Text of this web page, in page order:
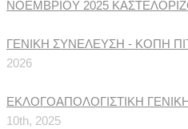
ΝΟΕΜΒΡΙΟΥ 2025
ΓΕΝΙΚΗ ΣΥΝΕΛΕΥΣΗ - ΚΟΠΗ
2026
ΕΚΛΟΓΟΑΠΟΛΟΓΙΣΤΙΚΗ
10th, 2025